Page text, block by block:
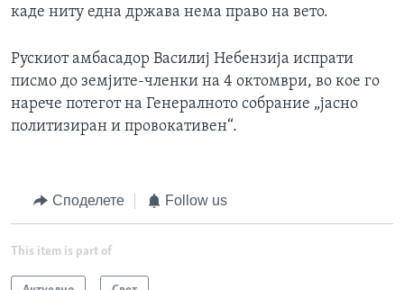
каде ниту една држава нема право на вето.
Рускиот амбасадор Василиј Небензија испрати
писмо до земјите-членки на 4 октомври, во кое го
нарече потегот на Генералното собрание „јасно
политизиран и провокативен“.
Споделете Follow us
This item is part of